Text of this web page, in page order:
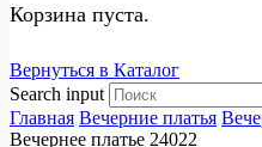
Корзина пуста.
Вернуться в Каталог
Search input
Главная Вечерние платья
Вечернее платье 24022